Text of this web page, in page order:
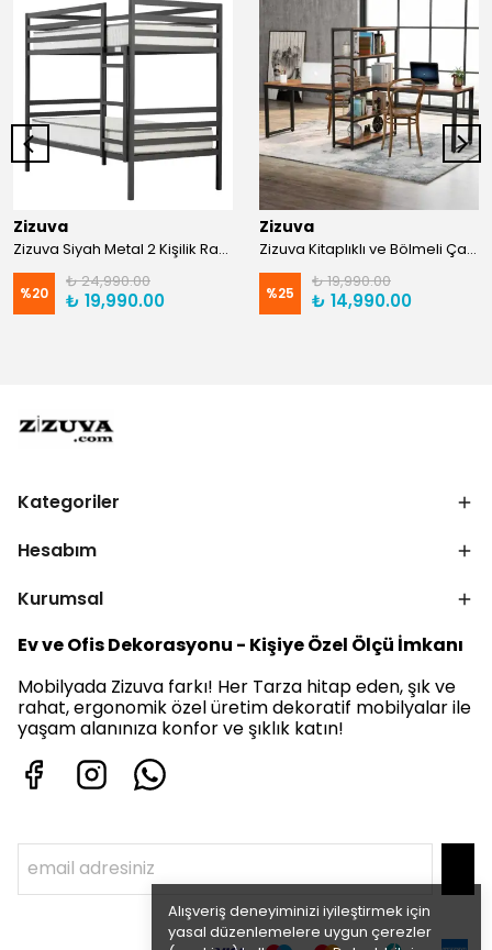
Alışveriş deneyiminizi iyileştirmek için
yasal düzenlemelere uygun çerezler
Zizuva
Zizuva Siyah Metal 2 Kişilik Ranza | TR0011-F
%20
₺ 24,990.00
₺ 19,990.00
Zizuva
Zizuva Kitaplıklı ve Bölmeli Çalışma Masası | CM1021-F-Suntalam
%25
₺ 19,990.00
₺ 14,990.00
Kategoriler
Hesabım
Kurumsal
Ev ve Ofis Dekorasyonu - Kişiye Özel Ölçü İmkanı
Mobilyada Zizuva farkı! Her Tarza hitap eden, şık ve
rahat, ergonomik özel üretim dekoratif mobilyalar ile
yaşam alanınıza konfor ve şıklık katın!